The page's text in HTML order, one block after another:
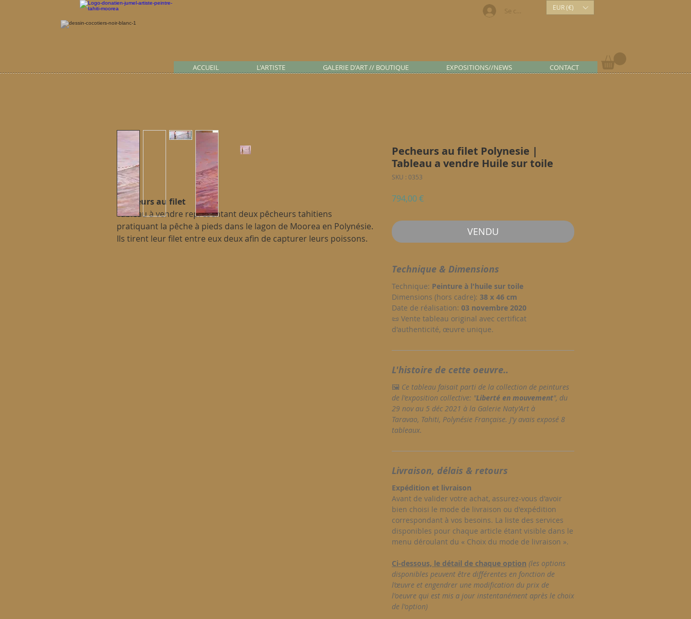
Se connecter
ACCUEIL L'ARTISTE GALERIE D'ART // BOUTIQUE EXPOSITIONS//NEWS CONTACT
EUR (€)
Pêcheurs au filet
Tableau à vendre représentant deux pêcheurs tahitiens
pratiquant la pêche à pieds dans le lagon de Moorea en Polynésie.
Ils tirent leur filet entre eux deux afin de capturer leurs poissons.
Pecheurs au filet Polynesie |
Tableau a vendre Huile sur toile
SKU : 0353
794,00 €Prix
VENDU
Technique & Dimensions
Technique: Peinture à l'huile sur toile
Dimensions (hors cadre): 38 x 46 cm
Date de réalisation: 03 novembre 2020
📜 Vente tableau original avec certificat
d'authenticité, œuvre unique.
L'histoire de cette oeuvre..
🖼️ Ce tableau faisait parti de la collection de peintures
de l'exposition collective: "Liberté en mouvement", du
29 nov au 5 déc 2021 à la Galerie Naty'Art à
Taravao, Tahiti, Polynésie Française. J'y avais exposé 8
tableaux.
Livraison, délais & retours
Expédition et livraison
Avant de valider votre achat, assurez-vous d'avoir
bien choisi le mode de livraison ou d'expédition
correspondant à vos besoins. La liste des services
disponibles pour chaque article étant visible dans le
menu déroulant du « Choix du mode de livraison ».
Ci-dessous, le détail de chaque option (les options
disponibles peuvent être différentes en fonction de
l’œuvre et engendrer une modification du prix de
l'oeuvre qui est mis a jour instentanément après le choix
de l'option)